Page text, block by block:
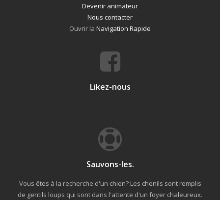
Devenir animateur
Nous contacter
Ouvrir la Navigation Rapide
Likez-nous
Sauvons-les.
Vous êtes à la recherche d'un chien? Les chenils sont remplis
de gentils loups qui sont dans l'attente d'un foyer chaleureux.